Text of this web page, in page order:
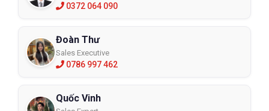
0372 064 090
Đoàn Thư
Sales Executive
0786 997 462
Quốc Vinh